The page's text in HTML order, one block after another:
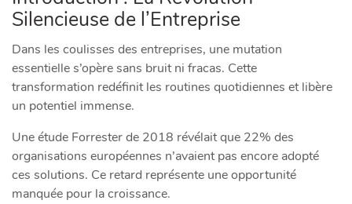
Silencieuse de l’Entreprise
Dans les coulisses des entreprises, une mutation
essentielle s’opère sans bruit ni fracas. Cette
transformation redéfinit les routines quotidiennes et libère
un potentiel immense.
Une étude Forrester de 2018 révélait que 22% des
organisations européennes n’avaient pas encore adopté
ces solutions. Ce retard représente une opportunité
manquée pour la croissance.